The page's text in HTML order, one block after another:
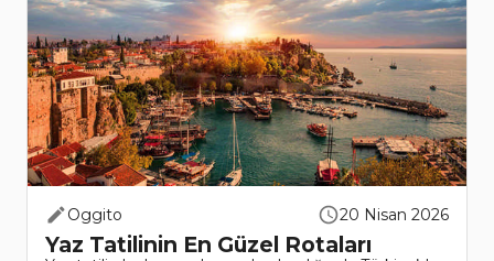
Oggito 20 Nisan 2026
Yaz Tatilinin En Güzel Rotaları